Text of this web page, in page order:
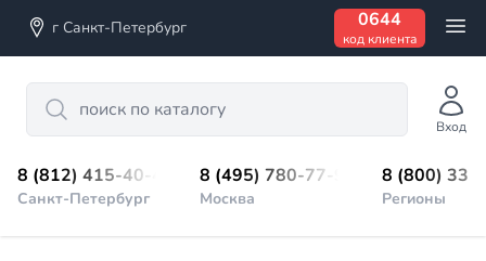
г Санкт-Петербург 0644
код клиента
Search
Вход
8 (812) 415-40-45
Санкт-Петербург
8 (495) 780-77-98
Москва
8 (800)
Регионы